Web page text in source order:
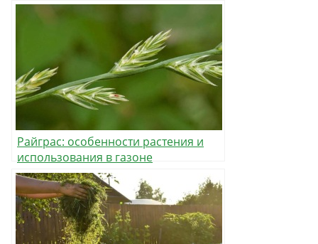
Райграс: особенности растения и
использования в газоне